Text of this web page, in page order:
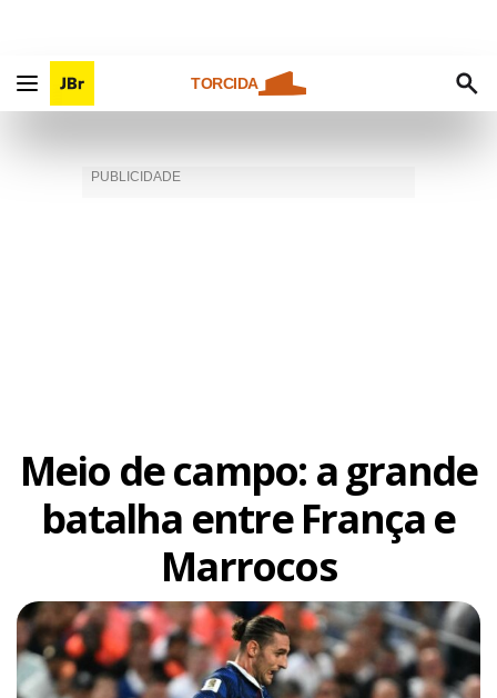
TORCIDA
Meio de campo: a grande
batalha entre França e
Marrocos